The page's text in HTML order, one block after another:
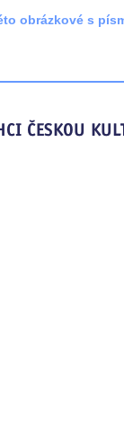
obrázkové s